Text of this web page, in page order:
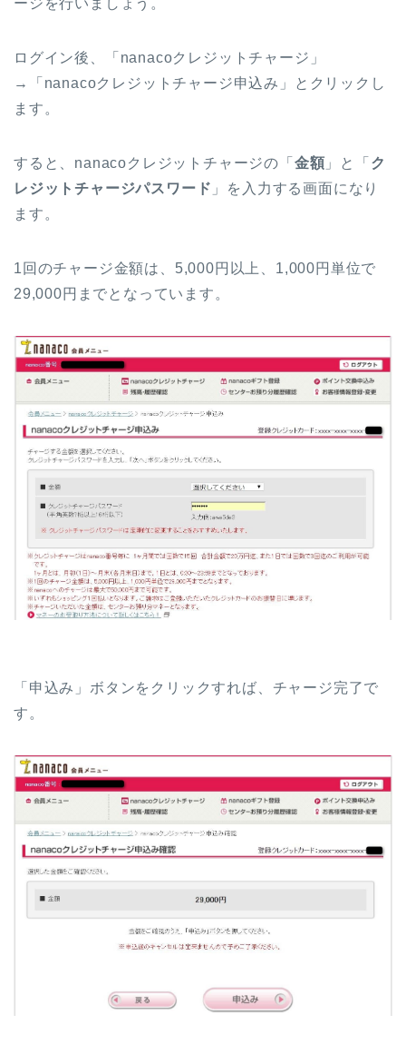
ログイン後、「nanacoクレジットチャージ」
→「nanacoクレジットチャージ申込み」とクリックし
ます。
すると、nanacoクレジットチャージの「 金額」と「 ク
レジットチャージパスワード 」を入力する画面になり
ます。
1回のチャージ金額は、5,000円以上、1,000円単位で
29,000円までとなっています。
「申込み」ボタンをクリックすれば、チャージ完了で
す。